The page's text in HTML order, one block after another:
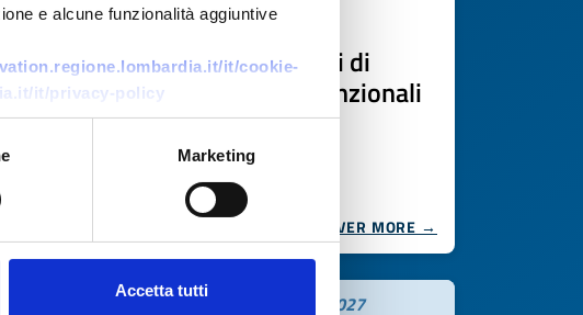
e alcune funzionalità aggiuntive
it/cookie-
it/privacy-policy
Marketing
Accetta tutti
Business offer
Produzione conto terzi di
miscele proteiche e funzionali
in polvere
ID: BOLV20260629006
DISCOVER MORE →
Expires on 06 agosto 2027